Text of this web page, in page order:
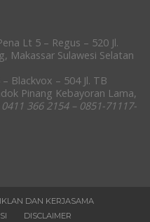
Lt 5 – Regus – 520 Jl.
Makassar Sulawesi Selatan
Blackvox – 504 Jl. TB
Pinang Kebayoran Lama,
366 2154 – 0851-71117-
IKLAN DAN KERJASAMA
DISCLAIMER